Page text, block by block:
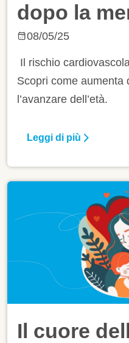
dopo la
08/05/25
Il rischio
Scopri come aumenta
l’avanzare dell’età.
Leggi di più
Il cuore